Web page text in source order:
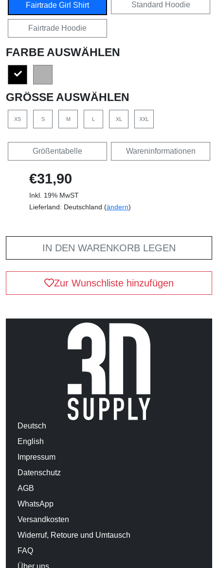
Fairtrade Girl Shirt Standard Hoodie
Fairtrade Hoodie
FARBE AUSWÄHLEN
GRÖSSE AUSWÄHLEN
XS S M L XL XXL
Größentabelle Wareninformationen
€31,90
Inkl. 19% MwST
Lieferland: Deutschland (ändern)
IN DEN WARENKORB LEGEN
Zur Wunschliste hinzufügen
Deutsch
English
Impressum
Datenschutz
AGB
WhatsApp
Versandkosten
Widerruf, Retoure und Umtausch
FAQ
Über uns